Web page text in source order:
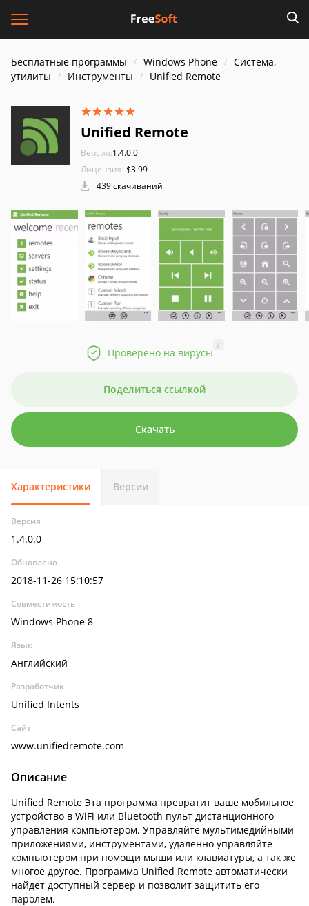
Бесплатные программы Windows Phone
Система,
утилиты
Инструменты Unified Remote
Unified Remote
Версия:1.4.0.0
Лицензия: $3.99
439 скачиваний
Проверено на вирусы
?
Поделиться ссылкой
Скачать
Характеристики Версии
Версия
1.4.0.0
Обновлено
2018-11-26 15:10:57
Совместимость
Windows Phone 8
Язык
Английский
Разработчик
Unified Intents
Сайт
www.unifiedremote.com
Описание
Unified Remote Эта программа превратит ваше мобильное
устройство в WiFi или Bluetooth пульт дистанционного
управления компьютером. Управляйте мультимедийными
приложениями, инструментами, удаленно управляйте
компьютером при помощи мыши или клавиатуры, а так же
многое другое. Программа Unified Remote автоматически
найдет доступный сервер и позволит защитить его
паролем.